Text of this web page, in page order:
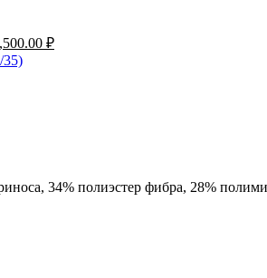
₽
35)
34% полиэстер фибра, 28%